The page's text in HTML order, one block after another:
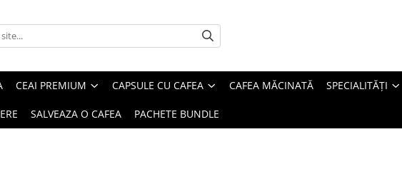
CEAI PREMIUM CAPSULE CU CAFEA CAFEA MĂCINATĂ SPECIALITĂȚI
SALVEAZA O CAFEA PACHETE BUNDLE